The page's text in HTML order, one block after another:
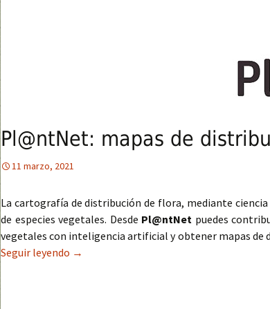
Pl@ntNet: mapas de
11 marzo, 2021
La cartografía de distribución de flora, mediante
de especies vegetales. Desde Pl@ntNet puedes
vegetales con inteligencia artificial y obtener mapas de
Seguir leyendo Pl@ntNet: mapas de distribución de flora
→